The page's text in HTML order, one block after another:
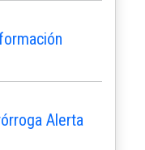
Alerta